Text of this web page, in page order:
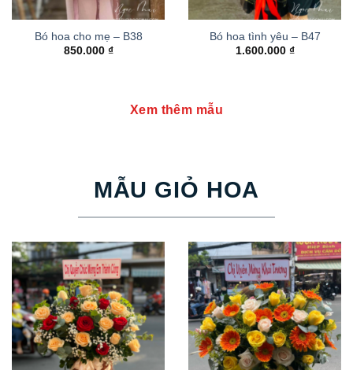
Bó hoa cho mẹ – B38
850.000 ₫
Bó hoa tình yêu – B47
1.600.000 ₫
Xem thêm mẫu
MẪU GIỎ HOA